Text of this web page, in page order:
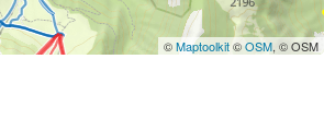
©Maptoolkit©OSM, © OSM